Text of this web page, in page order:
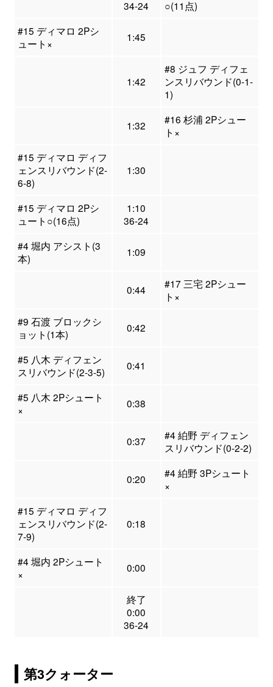
34-24
○(11点)
#15 ディマロ 2Pシ
ュート×
1:45
1:42
#8 ジュフ ディフェ
ンスリバウンド(0-1-
1)
1:32
#16 杉浦 2Pシュー
ト×
#15 ディマロ ディフ
ェンスリバウンド(2-
6-8)
1:30
#15 ディマロ 2Pシ
ュート○(16点)
1:10
36-24
#4 堀内 アシスト(3
本)
1:09
0:44
#17 三宅 2Pシュー
ト×
#9 石渡 ブロックシ
ョット(1本)
0:42
#5 八木 ディフェン
スリバウンド(2-3-5)
0:41
#5 八木 2Pシュート
×
0:38
0:37
#4 絈野 ディフェン
スリバウンド(0-2-2)
0:20
#4 絈野 3Pシュート
×
#15 ディマロ ディフ
ェンスリバウンド(2-
7-9)
0:18
#4 堀内 2Pシュート
×
0:00
終了
0:00
36-24
第3クォーター